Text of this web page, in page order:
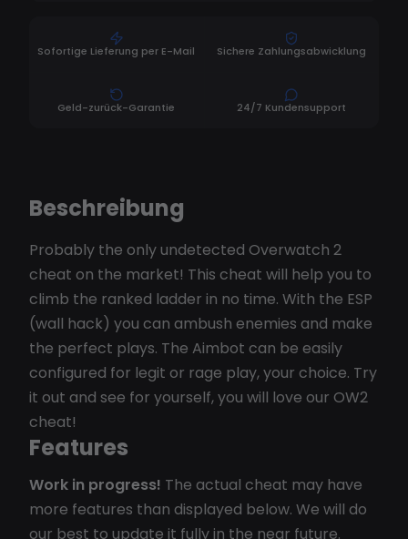
Sofortige Lieferung per E-Mail Sichere Zahlungsabwicklung
Geld-zurück-Garantie 24/7 Kundensupport
Beschreibung
Probably the only undetected Overwatch 2
cheat on the market! This cheat will help you to
climb the ranked ladder in no time. With the ESP
(wall hack) you can ambush enemies and make
the perfect plays. The Aimbot can be easily
configured for legit or rage play, your choice. Try
it out and see for yourself, you will love our OW2
cheat!
Features
Work in progress! The actual cheat may have
more features than displayed below. We will do
our best to update it fully in the near future.